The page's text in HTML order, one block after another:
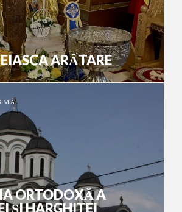
ARĂTARE
ORTODOXĂ A
ȘI HARGHITEI